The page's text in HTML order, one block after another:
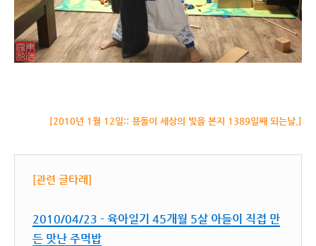
[2010년 1월 12일:: 용돌이 세상의 빛을 본지 1389일째 되는날.]
[관련 글타래]
2010/04/23 - 육아일기 45개월 5살 아들이 직접 만
든 맛난 주먹밥